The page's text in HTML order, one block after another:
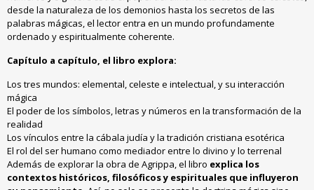
desde la naturaleza de los demonios hasta los secretos de las
palabras mágicas,el lector entra en un mundo profundamente
ordenado y espiritualmente coherente.
Capítulo a capítulo, el libro explora:
Los tres mundos: elemental,celeste e intelectual,y su interacción
mágica
El poder de los símbolos,letras y números en la transformación de la
realidad
Los vínculos entre la cábala judía y la tradición cristiana esotérica
El rol del ser humano como mediador entre lo divino y lo terrenal
Además de explorar la obra de Agrippa,el libro explica los
contextos históricos, filosóficos y espirituales que influyeron